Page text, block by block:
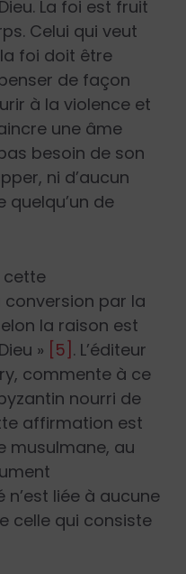
La foi est fruit
Celui qui veut
foi doit être
de façon
à la violence et
une âme
besoin de son
ni d’aucun
de
cette
par la
la raison est
»
[5] . L’éditeur
commente à ce
nourri de
affirmation est
musulmane, au
liée à aucune
celle qui consiste